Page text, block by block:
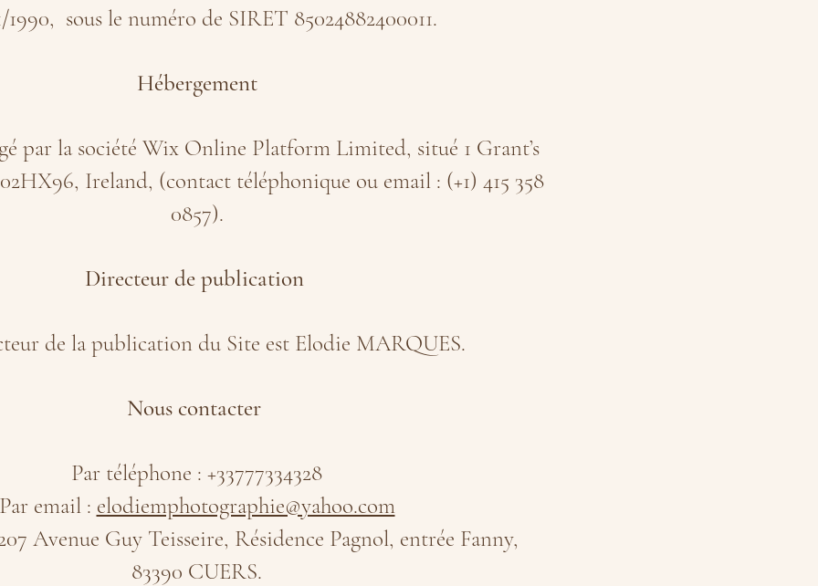
1990, sous le numéro de SIRET 85024882400011.
Hébergement
par la société Wix Online Platform Limited, situé 1 Grant’s
Ireland, (contact téléphonique ou email : (+1) 415 358
0857).
Directeur de publication
de la publication du Site est Elodie MARQUES.
Nous contacter
Par téléphone : +33777334328
email : elodiemphotographie@yahoo.com
Avenue Guy Teisseire, Résidence Pagnol, entrée Fanny,
83390 CUERS.